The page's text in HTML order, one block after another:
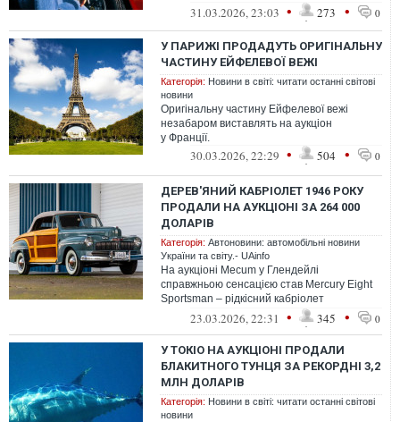
Приватний детектив Магнум. Автомобіль із
31.03.2026, 23:03 • 273 • 0
У ПАРИЖІ ПРОДАДУТЬ ОРИГІНАЛЬНУ
ЧАСТИНУ ЕЙФЕЛЕВОЇ ВЕЖІ
Категорія: Новини в світі: читати останні світові
новини
Оригінальну частину Ейфелевої вежі
незабаром виставлять на аукціон
у Франції.
30.03.2026, 22:29 • 504 • 0
ДЕРЕВ'ЯНИЙ КАБРІОЛЕТ 1946 РОКУ
ПРОДАЛИ НА АУКЦІОНІ ЗА 264 000
ДОЛАРІВ
Категорія: Автоновини: автомобільні новини
України та світу.- UAinfo
На аукціоні Mecum у Глендейлі
справжньою сенсацією став Mercury Eight
Sportsman – рідкісний кабріолет
післявоєнної епохи, який продали за
23.03.2026, 22:31 • 345 • 0
У ТОКІО НА АУКЦІОНІ ПРОДАЛИ
БЛАКИТНОГО ТУНЦЯ ЗА РЕКОРДНІ 3,2
МЛН ДОЛАРІВ
Категорія: Новини в світі: читати останні світові
новини